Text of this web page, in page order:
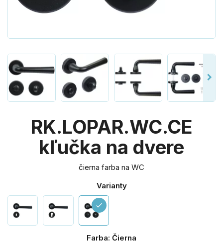
RK.LOPAR.WC.CE
kľučka na dvere
čierna farba na WC
Varianty
check
Farba: Čierna